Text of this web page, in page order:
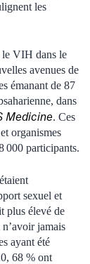
les
le VIH dans le
avenues de
émanant de 87
dans
Medicine. Ces
organismes
000 participants.
sexuel et
plus élevé de
jamais
ayant été
68 % ont